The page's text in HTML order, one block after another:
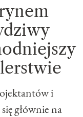
i
głównie na